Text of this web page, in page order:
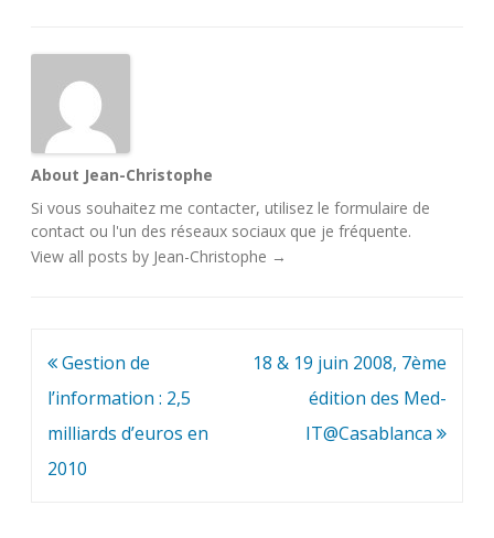
About Jean-Christophe
Si vous souhaitez me contacter, utilisez le formulaire de
contact ou l'un des réseaux sociaux que je fréquente.
View all posts by Jean-Christophe →
Navigation
de
l’article
Gestion de
l’information : 2,5
milliards d’euros en
2010
18 & 19 juin 2008, 7ème
édition des Med-
IT@Casablanca